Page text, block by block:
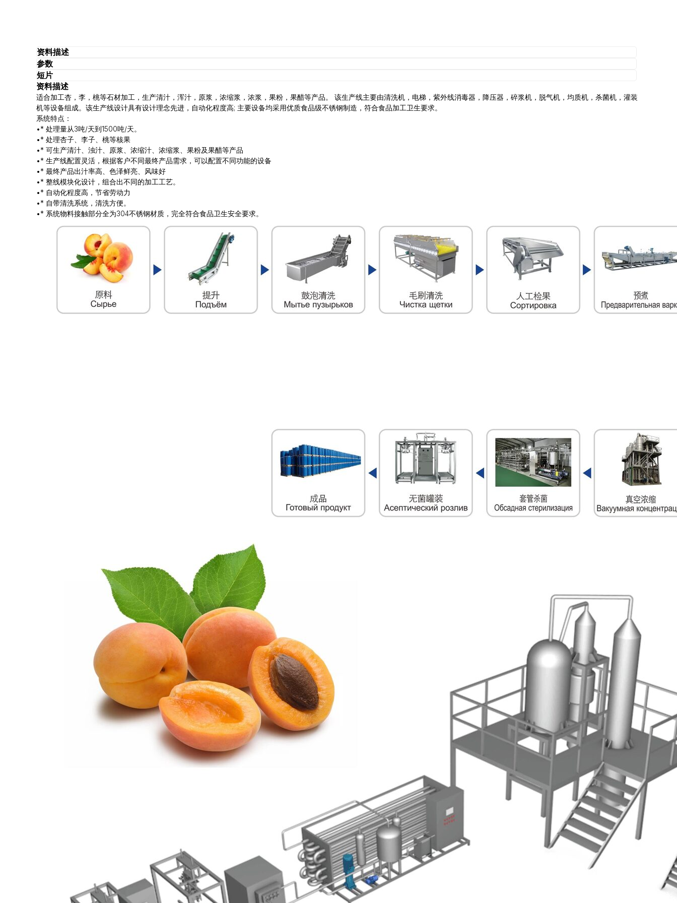
资料描述
参数
短片
资料描述
适合加工杏，李，桃等石材加工，生产清汁，浑汁，原浆，浓缩浆，浓浆，果粉，果醋等产品。 该生产线主要由清洗机，电梯，紫外线消毒器，降压器，碎浆机，脱气机，均质机，杀菌机，灌装
机等设备组成。该生产线设计具有设计理念先进，自动化程度高; 主要设备均采用优质食品级不锈钢制造，符合食品加工卫生要求。
系统特点：
•* 处理量从3吨/天到1500吨/天。
•* 处理杏子、李子、桃等核果
•* 可生产清汁、浊汁、原浆、浓缩汁、浓缩浆、果粉及果醋等产品
•* 生产线配置灵活，根据客户不同最终产品需求，可以配置不同功能的设备
•* 最终产品出汁率高、色泽鲜亮、风味好
•* 整线模块化设计，组合出不同的加工工艺。
•* 自动化程度高，节省劳动力
•* 自带清洗系统，清洗方便。
•* 系统物料接触部分全为304不锈钢材质，完全符合食品卫生安全要求。